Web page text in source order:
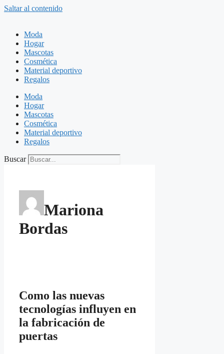
Saltar al contenido
Moda
Hogar
Mascotas
Cosmética
Material deportivo
Regalos
Moda
Hogar
Mascotas
Cosmética
Material deportivo
Regalos
Buscar
Mariona
Bordas
Como las nuevas
tecnologías influyen en
la fabricación de
puertas